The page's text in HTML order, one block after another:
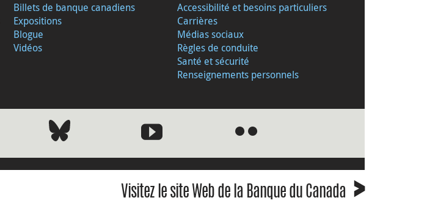
Billets de banque canadiens
Expositions
Blogue
Vidéos
Accessibilité et besoins particuliers
Carrières
Médias sociaux
Règles de conduite
Santé et sécurité
Renseignements personnels
●●
Visitez le site Web de la Banque du Canada ›